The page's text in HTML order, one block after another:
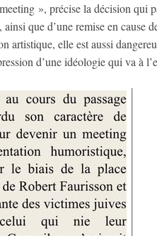
», précise la décision qui
que d’une remise en cause
artistique, elle est aussi
d’une idéologie qui va à